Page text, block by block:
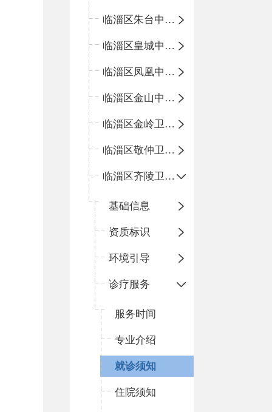
临淄区朱台中心卫生院
临淄区皇城中心卫生院
临淄区凤凰中心卫生院
临淄区金山中心卫生院
临淄区金岭卫生院
临淄区敬仲卫生院
临淄区齐陵卫生院
基础信息
资质标识
环境引导
诊疗服务
服务时间
专业介绍
就诊须知
住院须知